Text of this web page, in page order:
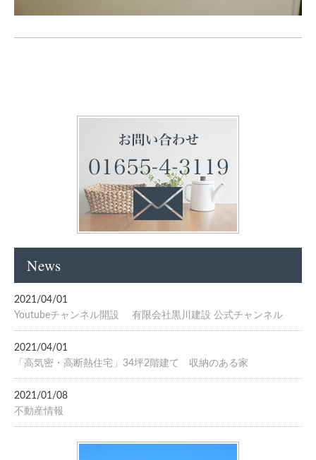
News
2021/04/01
Youtubeチャンネル開設 有限会社黒川建設 公式チャンネル
2021/04/01
「高気密・高断熱住宅」34坪2階建て 収納のある家
2021/01/08
不動産情報